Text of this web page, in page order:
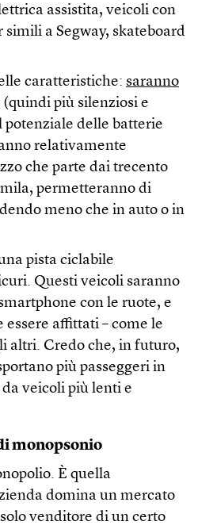
assistita, veicoli con
simili a Segway, skateboard
caratteristiche: saranno
(quindi più silenziosi e
delle batterie
relativamente
che parte dai trecento
permetteranno di
meno che in auto o in
pista ciclabile
Questi veicoli saranno
con le ruote, e
affittati – come le
altri. Credo che, in futuro,
più passeggeri in
veicoli più lenti e
monopsonio
È quella
domina un mercato
venditore di un certo